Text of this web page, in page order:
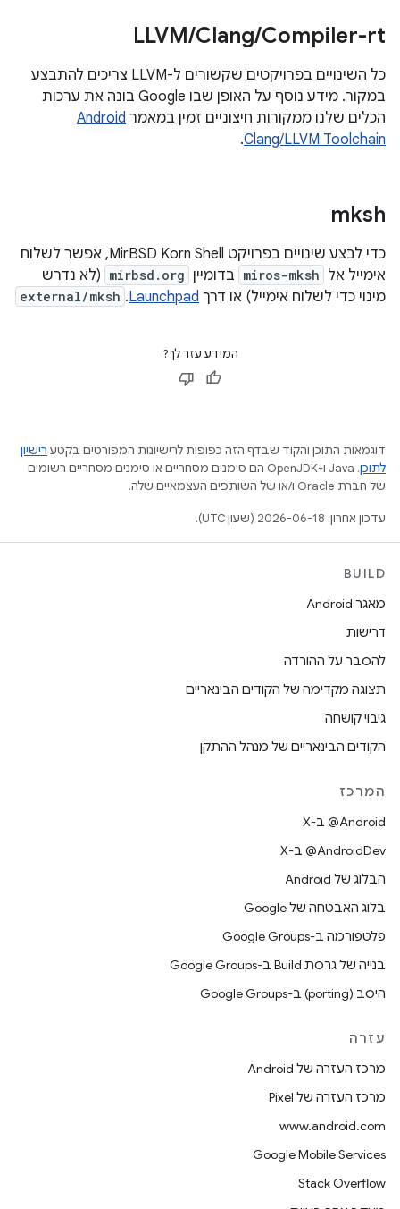
LLVM/Clang/Compiler-rt
כל השינויים בפרויקטים שקשורים ל-LLVM צריכים להתבצע
במקור. מידע נוסף על האופן שבו Google בונה את ערכות
הכלים שלנו ממקורות חיצוניים זמין במאמר Android
Clang/LLVM Toolchain
.
mksh
כדי לבצע שינויים בפרויקט MirBSD Korn Shell, אפשר לשלוח
אימייל אל miros-mksh בדומיין mirbsd.org (לא נדרש
מינוי כדי לשלוח אימייל) או דרך Launchpad
.
external/mksh
המידע עזר לך?
דוגמאות התוכן והקוד שבדף הזה כפופות לרישיונות המפורטים בקטע רישיון
לתוכן
.‏ Java ו-OpenJDK הם סימנים מסחריים או סימנים מסחריים רשומים
של חברת Oracle ו/או של השותפים העצמאיים שלה.
עדכון אחרון: 2026-06-18 (שעון UTC).
BUILD
מאגר Android
דרישות
להסבר על ההורדה
תצוגה מקדימה של הקודים הבינאריים
גיבוי קושחה
הקודים הבינאריים של מנהל ההתקן
המרכז
‫‎@Android ב-X
‫‎@AndroidDev ב-X
הבלוג של Android
בלוג האבטחה של Google
פלטפורמה ב-Google Groups
בנייה של גרסת Build ב-Google Groups
היסב (porting) ב-Google Groups
עזרה
מרכז העזרה של Android
מרכז העזרה של Pixel
www.android.com
Google Mobile Services
Stack Overflow